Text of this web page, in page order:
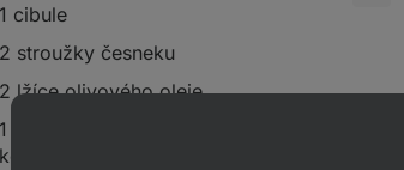
1 cibule
2 stroužky česneku
2 lžíceolivového oleje
1 čajová lžička sušeného
koriandru